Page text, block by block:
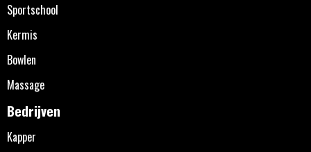
Sportschool
Kermis
Bowlen
Massage
Bedrijven
Kapper